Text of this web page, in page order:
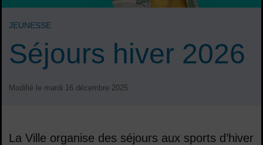
Séjours hiver 2026
JEUNESSE
Modifié le mardi 16 décembre 2025
La Ville organise des séjours aux sports d’hiver